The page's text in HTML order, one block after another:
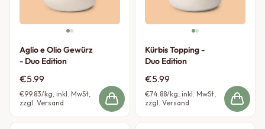
Aglio e Olio Gewürz
- Duo Edition
€5.99
€99.83/kg, inkl. MwSt,
zzgl. Versand
Kürbis Topping -
Duo Edition
€5.99
€74.88/kg, inkl. MwSt,
zzgl. Versand